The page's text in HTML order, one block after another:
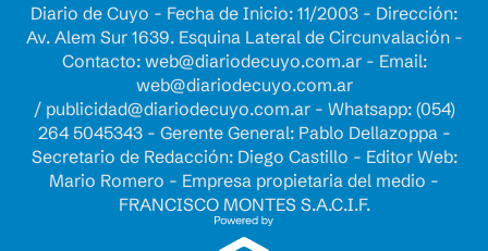
Diario de Cuyo - Fecha de Inicio: 11/2003 - Dirección:
Av. Alem Sur 1639. Esquina Lateral de Circunvalación -
Contacto: web@diariodecuyo.com.ar- Email:
web@diariodecuyo.com.ar
/ publicidad@diariodecuyo.com.ar- Whatsapp: (054)
264 5045343 - Gerente General: Pablo Dellazoppa -
Secretario de Redacción: Diego Castillo - Editor Web:
Mario Romero - Empresa propietaria del medio -
FRANCISCO MONTES S.A.C.I.F.